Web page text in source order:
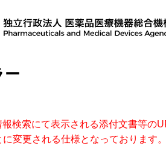
ー
検索にて表示される添付文書等の
変更される仕様となっております